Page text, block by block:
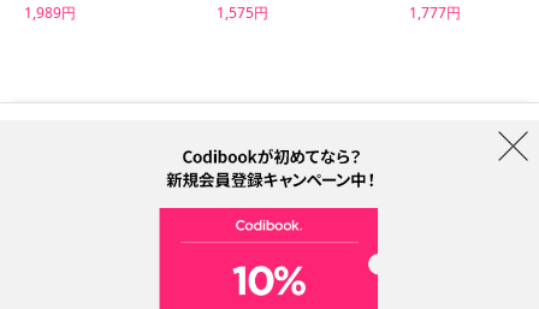
1,989円
1,575円
1,777円
配送について
電話番号：05068838012 (月-金 1PM ~ 5PM)
電子メールアドレス：help@codibook.net
所在地：A-301, 114, Gasan digital 2-ro, Geumcheon-gu, Seoul